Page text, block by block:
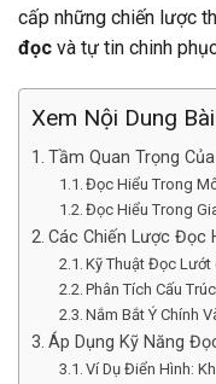
cấp những chiến lược
đọc và tự tin chinh
Xem Nội Dung
Tầm Quan Trọng
Đọc Hiểu Trong
Đọc Hiểu Trong
Các Chiến Lược Đọc
Kỹ Thuật Đọc
Phân Tích Cấu
Nắm Bắt Ý Chính
Áp Dụng Kỹ Năng
Ví Dụ Điển Hình: